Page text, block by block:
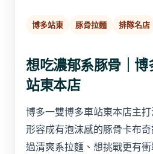
博多站東 豚骨拉麵 排隊名店
想吃濃郁系豚骨｜博
站東本店
博多一雙博多車站東本店主
形容成有泡沫感的豚骨卡布
過清爽系拉麵、想挑戰更有